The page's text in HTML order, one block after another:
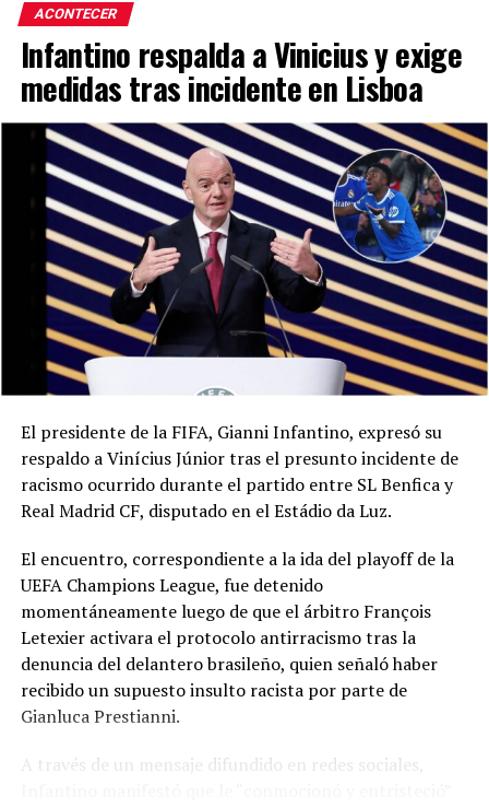
ACONTECER
Infantino respalda a Vinicius y exige
medidas tras incidente en Lisboa
El presidente de la FIFA, Gianni Infantino, expresó su
respaldo a Vinícius Júnior tras el presunto incidente de
racismo ocurrido durante el partido entre SL Benfica y
Real Madrid CF, disputado en el Estádio da Luz.
El encuentro, correspondiente a la ida del playoff de la
UEFA Champions League, fue detenido
momentáneamente luego de que el árbitro François
Letexier activara el protocolo antirracismo tras la
denuncia del delantero brasileño, quien señaló haber
recibido un supuesto insulto racista por parte de
Gianluca Prestianni.
A través de un mensaje difundido en redes sociales,